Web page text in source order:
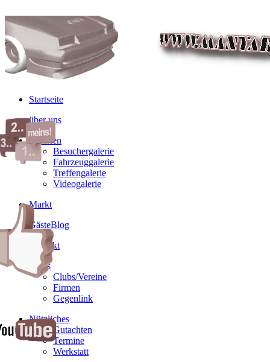
Startseite
über uns
Galerien
Besuchergalerie
Fahrzeuggalerie
Treffengalerie
Videogalerie
Markt
GästeBlog
Kontakt
Links
Clubs/Vereine
Firmen
Gegenlink
Nützliches
Gutachten
Termine
Werkstatt